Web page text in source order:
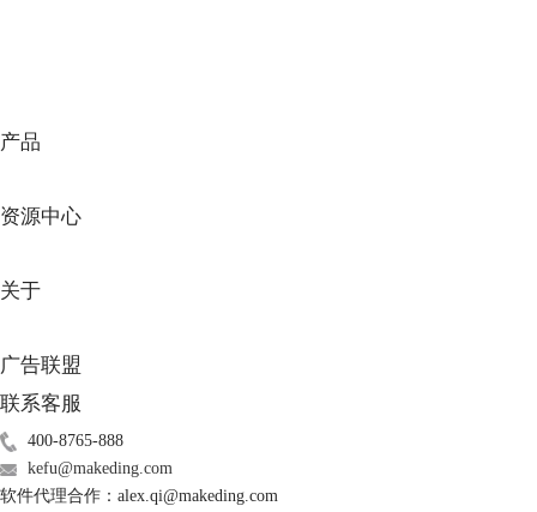
二、格式化后如何恢复数据
想要恢复格式化的数据，可以借助第三方恢复软件。下面，小编就以
1.选择文件类型
启动EasyRecovery，进入软件首界面，需要选择待恢复文件的数据类型。
如果不清楚格式化文件的具体类型，可以勾选上方的“所有数据”选项。选
产品
资源中心
关于
广告联盟
联系客服
400-8765-888
kefu@makeding.com
软件代理合作：alex.qi@makeding.com